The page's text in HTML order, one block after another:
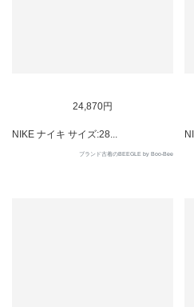
24,870円
NIKE ナイキ サイズ:28...
ブランド古着のBEEGLE by Boo-Bee